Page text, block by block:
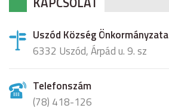
Uszód Község Önkormányzata
6332 Uszód, Árpád u. 9. sz
Telefonszám
(78) 418-126